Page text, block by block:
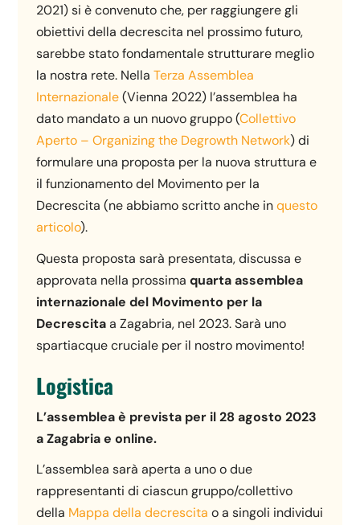
2021) si è convenuto che, per raggiungere gli
obiettivi della decrescita nel prossimo futuro,
sarebbe stato fondamentale strutturare meglio
la nostra rete. NellaTerza Assemblea
Internazionale(Vienna 2022) l’assemblea ha
dato mandato a un nuovo gruppo (Collettivo
Aperto – Organizing the Degrowth Network) di
formulare una proposta per la nuova struttura e
il funzionamento del Movimento per la
Decrescita (ne abbiamo scritto anche inquesto
articolo).
Questa proposta sarà presentata, discussa e
approvata nella prossimaquarta assemblea
internazionale del Movimento per la
Decrescitaa Zagabria, nel 2023. Sarà uno
spartiacque cruciale per il nostro movimento!
Logistica
L’assemblea è prevista per il 28 agosto 2023
a Zagabria e online.
L’assemblea sarà aperta a uno o due
rappresentanti di ciascun gruppo/collettivo
della Mappa della decrescitao a singoli individui